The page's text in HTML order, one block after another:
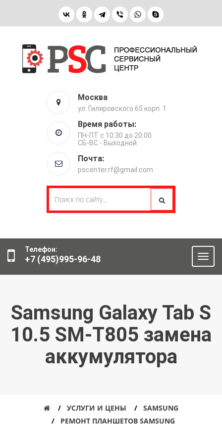
Москва
ул. Гиляровского 65 корп. 1
Время работы:
ПН-ПТ с 10:30 до 20:00
СБ-ВС - Выходной
Почта:
pscenter.rf@gmail.com
Телефон:
+7 (495)995-96-48
Samsung Galaxy Tab S
10.5 SM-T805 замена
аккумулятора
УСЛУГИ И ЦЕНЫ
SAMSUNG
РЕМОНТ ПЛАНШЕТОВ SAMSUNG